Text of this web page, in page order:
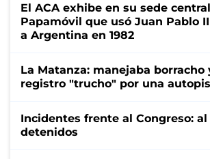
El ACA exhibe en su sede
Papamóvil que usó Juan Pablo
a Argentina en 1982
La Matanza: manejaba borracho
registro "trucho" por una
Incidentes frente al Congreso: al
detenidos